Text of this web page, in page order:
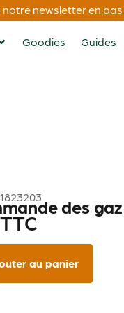
notre newsletteren
Goodies Guides
des gaz
TTC
au panier